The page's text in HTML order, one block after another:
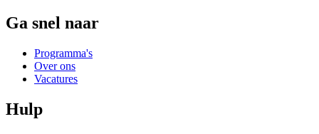
Ga snel naar
Programma's
Over ons
Vacatures
Hulp